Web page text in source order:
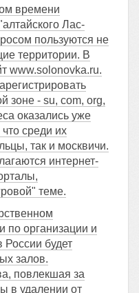
времени
Лас-
пользуются не
территории. В
www.solonovka.ru.
зоне - su, com, org,
оказались уже
среди их
так и москвичи.
интернет-
теме.
по организации и
России будет
залов.
повлекшая за
в удалении от